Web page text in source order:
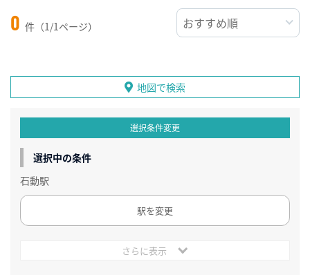
0 件（1/1ページ）
地図で検索
選択条件変更
選択中の条件
石動駅
駅を変更
さらに表示